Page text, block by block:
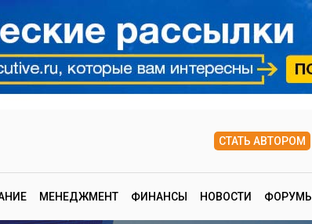
СТАТЬ АВТОРОМ
МЕНЕДЖМЕНТ ФИНАНСЫ НОВОСТИ ФОРУМЫ